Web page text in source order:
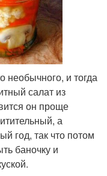
необычного, и тогда
салат из
он проще
а
год, так что потом
баночку и